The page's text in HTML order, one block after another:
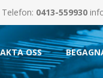
Telefon: 0413-559930
OSS